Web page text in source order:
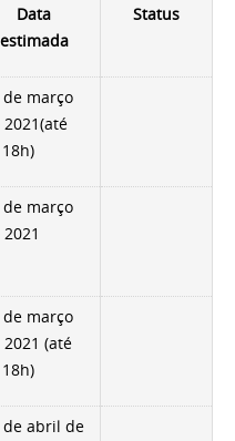
Data
estimada
Status
de março
2021(até
de março
de março
2021 (até
de abril de